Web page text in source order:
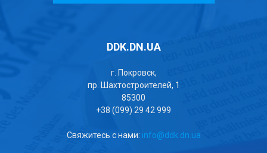
DDK.DN.UA
г. Покровск,
пр. Шахтостроителей, 1
85300
+38 (099) 29 42 999
Свяжитесь с нами: info@ddk.dn.ua